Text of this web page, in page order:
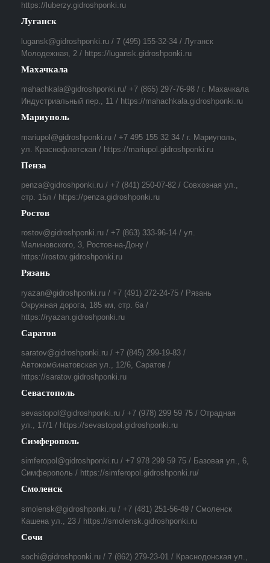
https://luberzy.gidroshponki.ru
Луганск
lugansk@gidroshponki.ru / 7 (495) 155-32-34 / Луганск
Молодежная, 2 / https://lugansk.gidroshponki.ru
Махачкала
mahachkala@gidroshponki.ru/ +7 (865) 297-76-98 / г. Махачкала
Индустриальный пер., 11 / https://mahachkala.gidroshponki.ru
Мариуполь
mariupol@gidroshponki.ru / +7 495 155 32 34 / г. Мариуполь,
ул. Краснофлотская / https://mariupol.gidroshponki.ru
Пенза
penza@gidroshponki.ru / +7 (841) 250-07-82 / Совхозная ул.,
стр. 15л / https://penza.gidroshponki.ru
Ростов
rostov@gidroshponki.ru / +7 (863) 333-96-14 / ул.
Малиновского, 3, Ростов-на-Дону /
https://rostov.gidroshponki.ru
Рязань
ryazan@gidroshponki.ru / +7 (491) 272-24-75 / Рязань
Окружная дорога, 185 км, стр. 6а /
https://ryazan.gidroshponki.ru
Саратов
saratov@gidroshponki.ru / +7 (845) 299-19-83 /
Автокомбинатовская ул., 12/6, Саратов /
https://saratov.gidroshponki.ru
Севастополь
sevastopol@gidroshponki.ru / +7 (978) 299 59 75 / Отрадная
ул., 17/1 / https://sevastopol.gidroshponki.ru
Симферополь
simferopol@gidroshponki.ru / +7 978 299 59 75 / Базовая ул., 6,
Симферополь / https://simferopol.gidroshponki.ru/
Смоленск
smolensk@gidroshponki.ru / +7 (481) 251-56-49 / Смоленск
Кашена ул., 23 / https://smolensk.gidroshponki.ru
Сочи
sochi@gidroshponki.ru / 7 (862) 279-23-01 / Краснодонская ул.,